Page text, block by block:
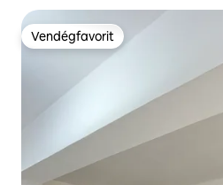
Vendégfavorit
Vendégfavorit